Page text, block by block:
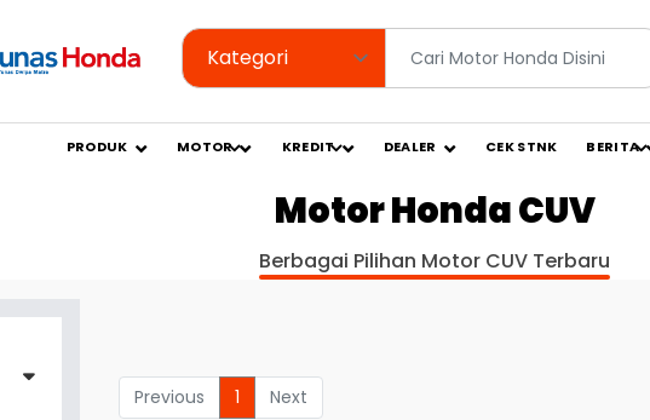
PRODUK MOTOR KREDIT DEALER CEK STNK BERITA
Motor Honda CUV
Berbagai Pilihan Motor CUV Terbaru
Previous 1 Next